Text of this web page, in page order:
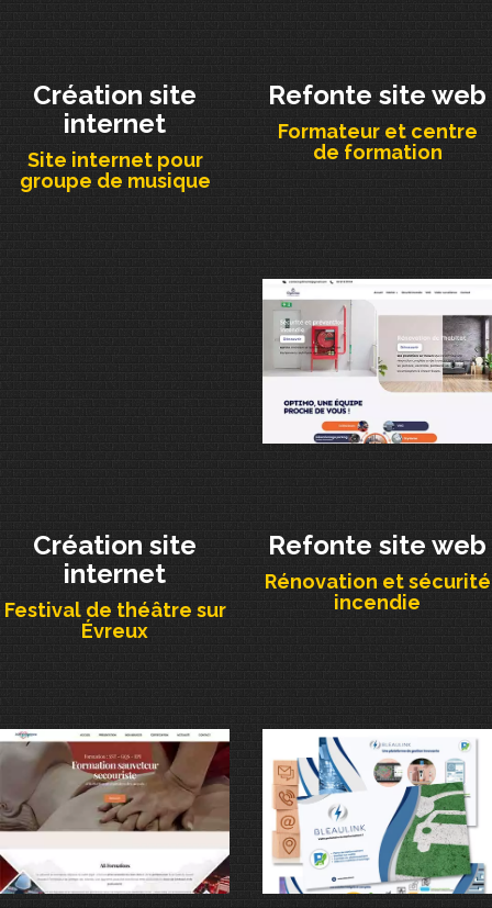
Création site
internet
Site internet pour
groupe de musique
Refonte site web
Formateur et centre
de formation
Création site
internet
Festival de théâtre sur
Évreux
Refonte site web
Rénovation et sécurité
incendie